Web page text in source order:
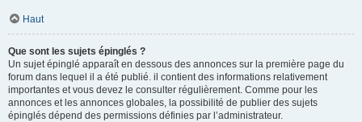
Haut
Que sont les sujets épinglés ?
Un sujet épinglé apparaît en dessous des annonces sur la première page du
forum dans lequel il a été publié. il contient des informations relativement
importantes et vous devez le consulter régulièrement. Comme pour les
annonces et les annonces globales, la possibilité de publier des sujets
épinglés dépend des permissions définies par l’administrateur.